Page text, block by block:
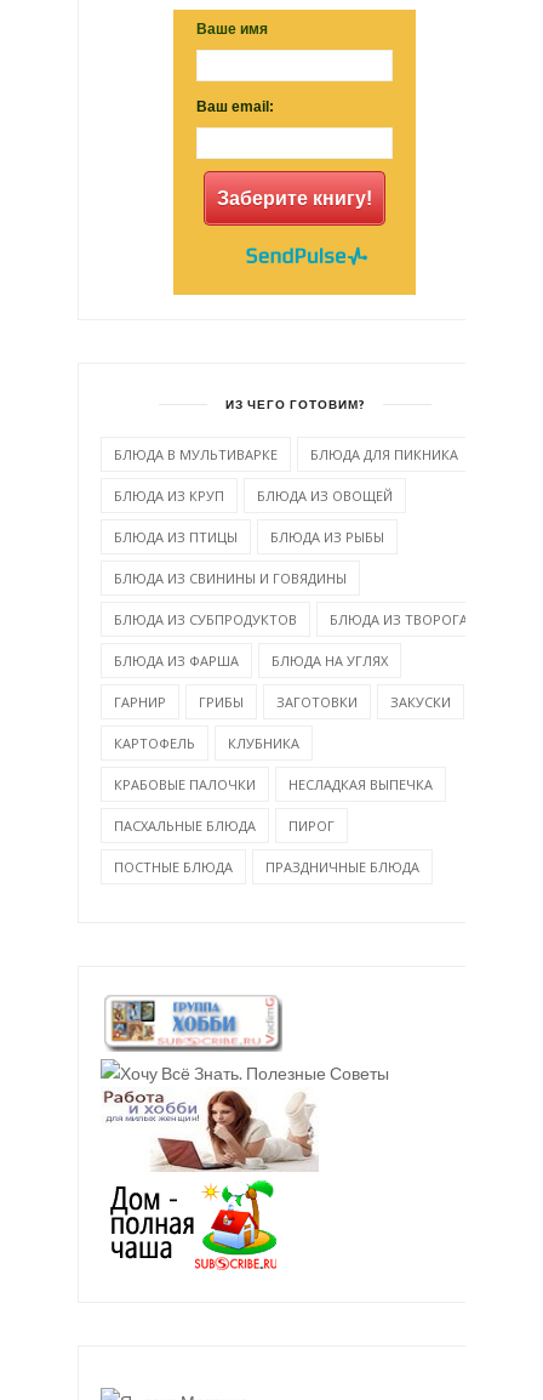
Ваше имя
Ваш email:
Заберите книгу!
ИЗ ЧЕГО ГОТОВИМ?
БЛЮДА В МУЛЬТИВАРКЕ БЛЮДА ДЛЯ ПИКНИКА
БЛЮДА ИЗ КРУП БЛЮДА ИЗ ОВОЩЕЙ
БЛЮДА ИЗ ПТИЦЫ БЛЮДА ИЗ РЫБЫ
БЛЮДА ИЗ СВИНИНЫ И ГОВЯДИНЫ
БЛЮДА ИЗ СУБПРОДУКТОВ БЛЮДА ИЗ ТВОРОГА
БЛЮДА ИЗ ФАРША БЛЮДА НА УГЛЯХ
ГАРНИР ГРИБЫ ЗАГОТОВКИ ЗАКУСКИ
КАРТОФЕЛЬ КЛУБНИКА
КРАБОВЫЕ ПАЛОЧКИ НЕСЛАДКАЯ ВЫПЕЧКА
ПАСХАЛЬНЫЕ БЛЮДА ПИРОГ
ПОСТНЫЕ БЛЮДА ПРАЗДНИЧНЫЕ БЛЮДА